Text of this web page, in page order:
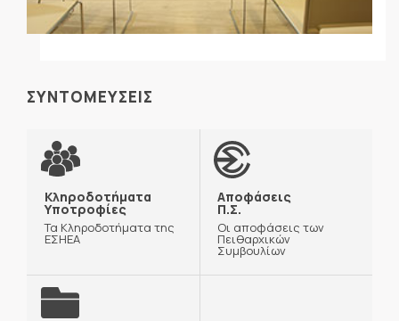
ΣΥΝΤΟΜΕΥΣΕΙΣ
Κληροδοτήματα
Υποτροφίες
Τα Κληροδοτήματα της
ΕΣΗΕΑ
Αποφάσεις
Π.Σ.
Οι αποφάσεις των
Πειθαρχικών
Συμβουλίων